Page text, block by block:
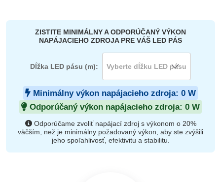
ZISTITE MINIMÁLNY A ODPORÚČANÝ VÝKON
NAPÁJACIEHO ZDROJA PRE VÁŠ LED PÁS
Dĺžka LED pásu (m):
Minimálny výkon napájacieho zdroja: 0 W
Odporúčaný výkon napájacieho zdroja: 0 W
Odporúčame zvoliť napájací zdroj s výkonom o 20%
väčším, než je minimálny požadovaný výkon, aby ste zvýšili
jeho spoľahlivosť, efektivitu a stabilitu.